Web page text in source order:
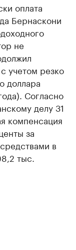
оплата
Бернаскони
не
учетом резко
доллара
Согласно
делу 31
компенсация
за
в
тыс.